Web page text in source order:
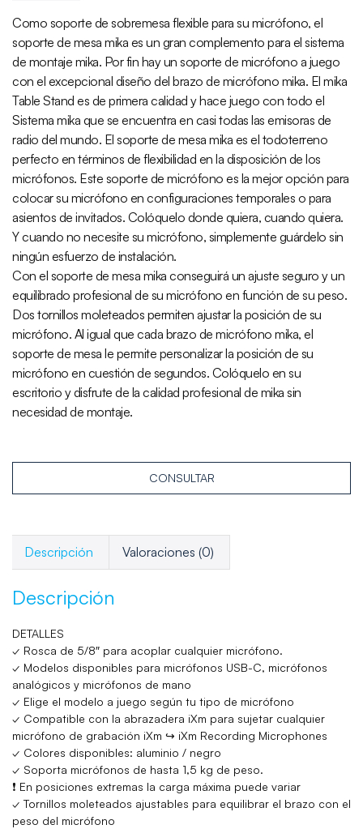
Como soporte de sobremesa flexible para su micrófono, el
soporte de mesa mika es un gran complemento para el sistema
de montaje mika. Por fin hay un soporte de micrófono a juego
con el excepcional diseño del brazo de micrófono mika. El mika
Table Stand es de primera calidad y hace juego con todo el
Sistema mika que se encuentra en casi todas las emisoras de
radio del mundo. El soporte de mesa mika es el todoterreno
perfecto en términos de flexibilidad en la disposición de los
micrófonos. Este soporte de micrófono es la mejor opción para
colocar su micrófono en configuraciones temporales o para
asientos de invitados. Colóquelo donde quiera, cuando quiera.
Y cuando no necesite su micrófono, simplemente guárdelo sin
ningún esfuerzo de instalación.
Con el soporte de mesa mika conseguirá un ajuste seguro y un
equilibrado profesional de su micrófono en función de su peso.
Dos tornillos moleteados permiten ajustar la posición de su
micrófono. Al igual que cada brazo de micrófono mika, el
soporte de mesa le permite personalizar la posición de su
micrófono en cuestión de segundos. Colóquelo en su
escritorio y disfrute de la calidad profesional de mika sin
necesidad de montaje.
CONSULTAR
Descripción Valoraciones (0)
Descripción
DETALLES
✓ Rosca de 5/8″ para acoplar cualquier micrófono.
✓ Modelos disponibles para micrófonos USB-C, micrófonos
analógicos y micrófonos de mano
✓ Elige el modelo a juego según tu tipo de micrófono
✓ Compatible con la abrazadera iXm para sujetar cualquier
micrófono de grabación iXm ↪ iXm Recording Microphones
✓ Colores disponibles: aluminio / negro
✓ Soporta micrófonos de hasta 1,5 kg de peso.
❗ En posiciones extremas la carga máxima puede variar
✓ Tornillos moleteados ajustables para equilibrar el brazo con el
peso del micrófono